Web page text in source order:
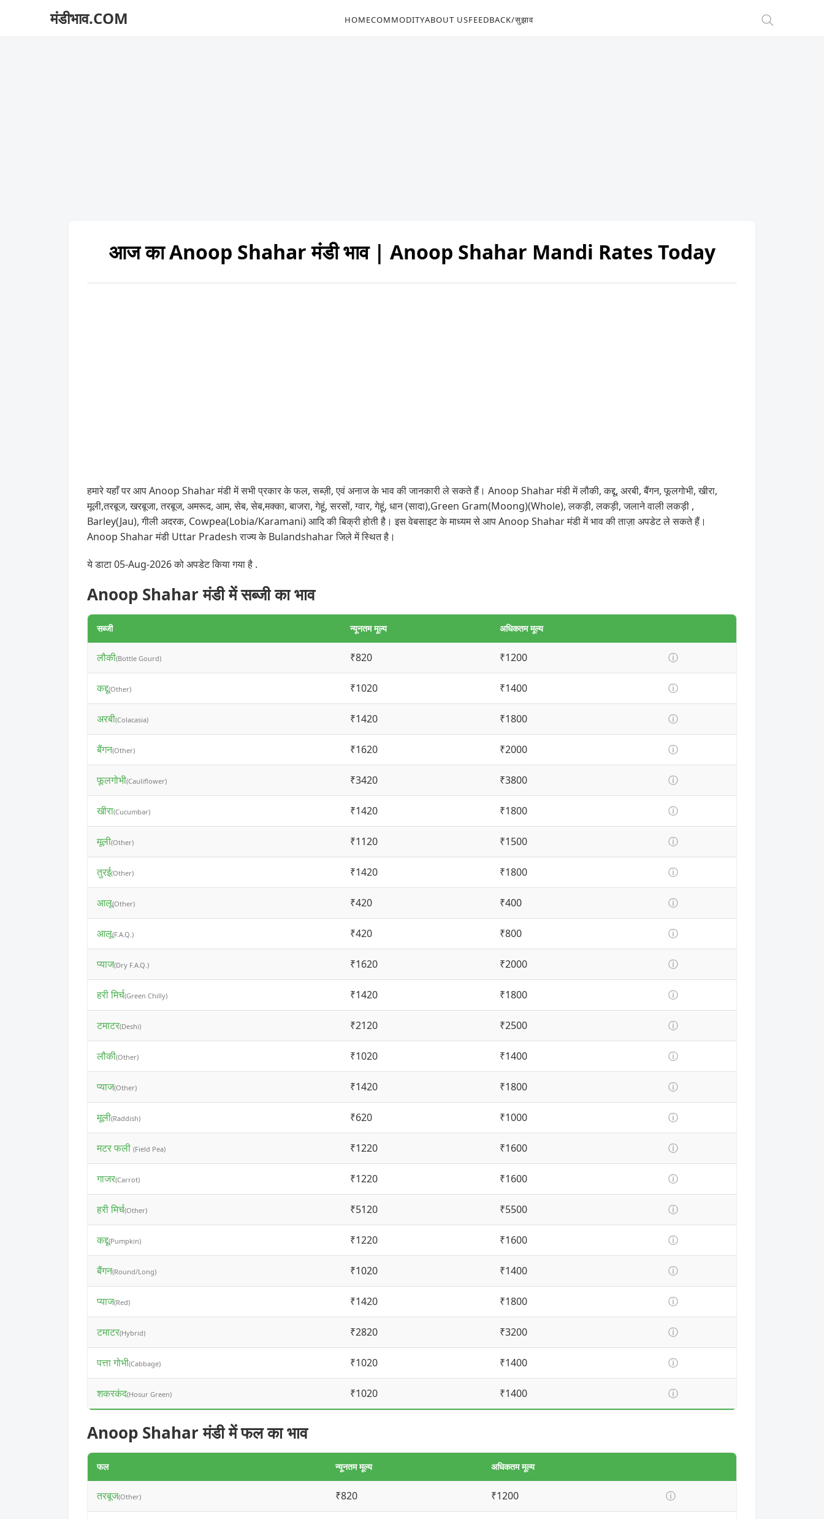
मंडीभाव.COM HOMECOMMODITYABOUT USFEEDBACK/सुझाव
आज का Anoop Shahar मंडी भाव | Anoop Shahar Mandi Rates Today
हमारे यहाँ पर आप Anoop Shahar मंडी में सभी प्रकार के फल, सब्ज़ी, एवं अनाज के भाव की जानकारी ले सकते हैं। Anoop Shahar मंडी में लौकी, कद्दू, अरबी, बैंगन, फूलगोभी, खीरा,
मूली,तरबूज, खरबूजा, तरबूज, अमरूद, आम, सेब, सेब,मक्का, बाजरा, गेहूं, सरसों, ग्वार, गेहूं, धान (सादा),Green Gram(Moong)(Whole), लकड़ी, लकड़ी, जलाने वाली लकड़ी ,
Barley(Jau), गीली अदरक, Cowpea(Lobia/Karamani) आदि की बिक्री होती है। इस वेबसाइट के माध्यम से आप Anoop Shahar मंडी में भाव की ताज़ा अपडेट ले सकते हैं।
Anoop Shahar मंडी Uttar Pradesh राज्य के Bulandshahar जिले में स्थित है।
ये डाटा 05-Aug-2026 को अपडेट किया गया है .
Anoop Shahar मंडी में सब्जी का भाव
सब्जी न्यूनतम मूल्य अधिकतम मूल्य
लौकी(Bottle Gourd) ₹820 ₹1200 ⓘ
कद्दू(Other) ₹1020 ₹1400 ⓘ
अरबी(Colacasia) ₹1420 ₹1800 ⓘ
बैंगन(Other) ₹1620 ₹2000 ⓘ
फूलगोभी(Cauliflower) ₹3420 ₹3800 ⓘ
खीरा(Cucumbar) ₹1420 ₹1800 ⓘ
मूली(Other) ₹1120 ₹1500 ⓘ
तुरई(Other) ₹1420 ₹1800 ⓘ
आलू(Other) ₹420 ₹400 ⓘ
आलू(F.A.Q.) ₹420 ₹800 ⓘ
प्याज(Dry F.A.Q.) ₹1620 ₹2000 ⓘ
हरी मिर्च(Green Chilly) ₹1420 ₹1800 ⓘ
टमाटर(Deshi) ₹2120 ₹2500 ⓘ
लौकी(Other) ₹1020 ₹1400 ⓘ
प्याज(Other) ₹1420 ₹1800 ⓘ
मूली(Raddish) ₹620 ₹1000 ⓘ
मटर फली (Field Pea) ₹1220 ₹1600 ⓘ
गाजर(Carrot) ₹1220 ₹1600 ⓘ
हरी मिर्च(Other) ₹5120 ₹5500 ⓘ
कद्दू(Pumpkin) ₹1220 ₹1600 ⓘ
बैंगन(Round/Long) ₹1020 ₹1400 ⓘ
प्याज(Red) ₹1420 ₹1800 ⓘ
टमाटर(Hybrid) ₹2820 ₹3200 ⓘ
पत्ता गोभी(Cabbage) ₹1020 ₹1400 ⓘ
शकरकंद(Hosur Green) ₹1020 ₹1400 ⓘ
Anoop Shahar मंडी में फल का भाव
फल न्यूनतम मूल्य अधिकतम मूल्य
तरबूज(Other) ₹820 ₹1200 ⓘ